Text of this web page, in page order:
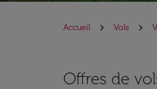
Accueil Vols
Offres de